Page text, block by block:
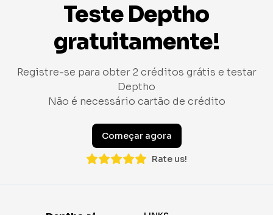
Teste Deptho
gratuitamente!
Registre-se para obter 2 créditos grátis e testar
Deptho
Não é necessário cartão de crédito
Começar agora
Rate us!